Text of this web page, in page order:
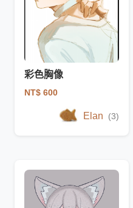
彩色胸像
NT$ 600
Elan (3)